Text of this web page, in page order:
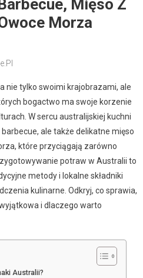
Mięso Z
Morza
nie tylko swoimi krajobrazami, ale
bogactwo ma swoje korzenie
W sercu australijskiej kuchni
ale także delikatne mięso
które przyciągają zarówno
potraw w Australii to
metody i lokalne składniki
kulinarne. Odkryj, co sprawia,
i dlaczego warto
Australii?